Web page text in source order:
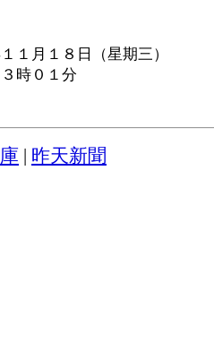
１月１８日（星期三）
時０１分
昨天新聞